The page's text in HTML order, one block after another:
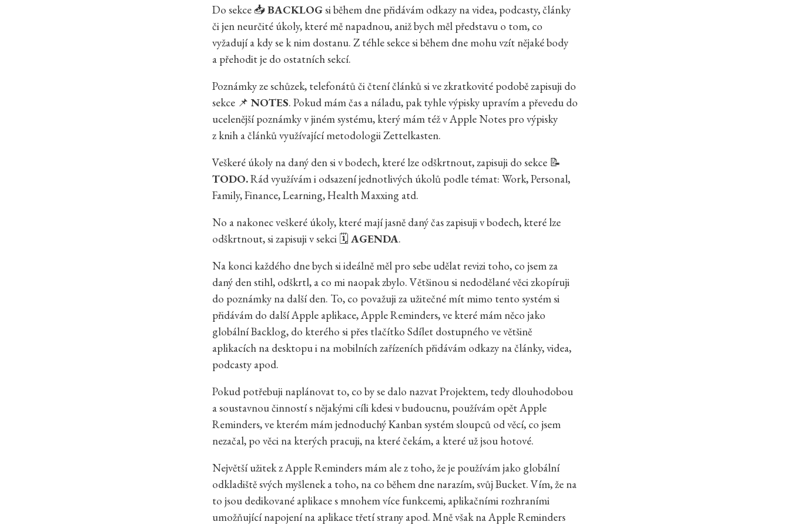
Do sekce 📥BACKLOGsi během dne přidávám odkazy na videa, podcasty, články
či jen neurčité úkoly, které mě napadnou, aniž bych měl představu o tom, co
vyžadují a kdy se k nim dostanu. Z téhle sekce si během dne mohu vzít nějaké body
a přehodit je do ostatních sekcí.
Poznámky ze schůzek, telefonátů či čtení článků si ve zkratkovité podobě zapisuji do
sekce 📌 NOTES. Pokud mám čas a náladu, pak tyhle výpisky upravím a převedu do
ucelenější poznámky v jiném systému, který mám též v Apple Notes pro výpisky
z knih a článků využívající metodologii Zettelkasten.
Veškeré úkoly na daný den si v bodech, které lze odškrtnout, zapisuji do sekce 📝
TODO.Rád využívám i odsazení jednotlivých úkolů podle témat: Work, Personal,
Family, Finance, Learning, Health Maxxing atd.
No a nakonec veškeré úkoly, které mají jasně daný čas zapisuji v bodech, které lze
odškrtnout, si zapisuji v sekci 🗓️ AGENDA.
Na konci každého dne bych si ideálně měl pro sebe udělat revizi toho, co jsem za
daný den stihl, odškrtl, a co mi naopak zbylo. Většinou si nedodělané věci zkopíruji
do poznámky na další den. To, co považuji za užitečné mít mimo tento systém si
přidávám do další Apple aplikace, Apple Reminders, ve které mám něco jako
globální Backlog, do kterého si přes tlačítko Sdílet dostupného ve většině
aplikacích na desktopu i na mobilních zařízeních přidávám odkazy na články, videa,
podcasty apod.
Pokud potřebuji naplánovat to, co by se dalo nazvat Projektem, tedy dlouhodobou
a soustavnou činností s nějakými cíli kdesi v budoucnu, používám opět Apple
Reminders, ve kterém mám jednoduchý Kanban systém sloupců od věcí, co jsem
nezačal, po věci na kterých pracuji, na které čekám, a které už jsou hotové.
Největší užitek z Apple Reminders mám ale z toho, že je používám jako globální
odkladiště svých myšlenek a toho, na co během dne narazím, svůj Bucket. Vím, že na
to jsou dedikované aplikace s mnohem více funkcemi, aplikačními rozhraními
umožňující napojení na aplikace třetí strany apod. Mně však na Apple Reminders